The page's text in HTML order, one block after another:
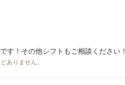
す！その他シフトもご相談ください！
ありません。